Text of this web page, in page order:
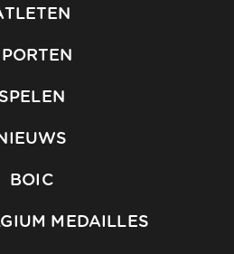
SPELEN
BOIC
MEDAILLES